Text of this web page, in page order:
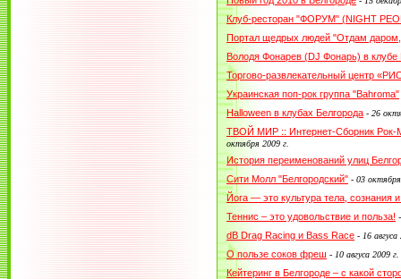
Клуб-ресторан "ФОРУМ" (NIGHT
Портал щедрых людей "Отдам
Володя Фонарев (DJ Фонарь) в клубе
Торгово-развлекательный центр
Украинская поп-рок группа "Bahroma"
Halloween в клубах Белгорода - 26
ТВОЙ МИР :: Интернет-Сборник Рок-
октября 2009 г.
История переименований улиц
Сити Молл "Белгородский" - 03
Йога — это культура тела, сознания
Теннис – это удовольствие и польза!
dB Drag Racing и Bass Race - 16
О пользе соков фреш - 10 авгуса 2009 г.
Кейтеринг в Белгороде – с какой